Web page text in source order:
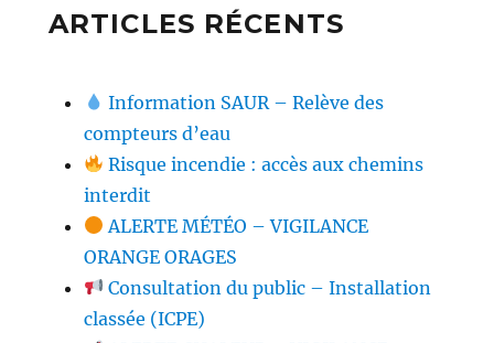
ARTICLES RÉCENTS
Information SAUR – Relève des
compteurs d’eau
Risque incendie : accès aux chemins
interdit
ALERTE MÉTÉO – VIGILANCE
ORANGE ORAGES
Consultation du public – Installation
classée (ICPE)